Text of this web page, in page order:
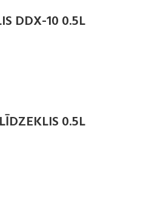
DDX-10 0.5L
0.5L